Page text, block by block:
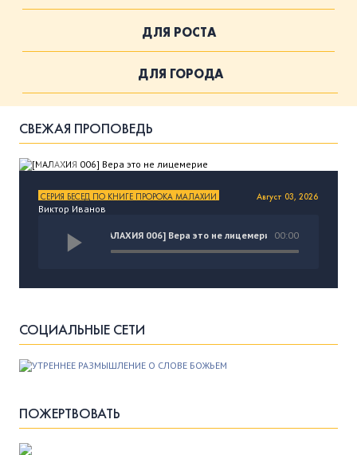
ДЛЯ РОСТА
ДЛЯ ГОРОДА
СВЕЖАЯ ПРОПОВЕДЬ
СЕРИЯ БЕСЕД ПО КНИГЕ ПРОРОКА МАЛАХИИ Август 03, 2026
Виктор Иванов
00:00
[МАЛАХИЯ 006] Вера это не лицемерие
СОЦИАЛЬНЫЕ СЕТИ
ПОЖЕРТВОВАТЬ